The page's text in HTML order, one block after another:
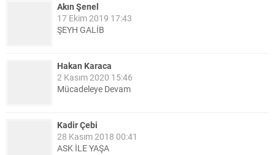
Akın Şenel
17 Ekim 2019 17:43
ŞEYH GALİB
Hakan Karaca
2 Kasım 2020 15:46
Mücadeleye Devam
Kadir Çebi
28 Kasım 2018 00:41
ASK İLE YAŞA